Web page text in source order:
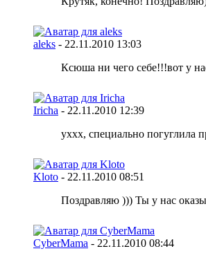
aleks - 22.11.2010 13:03
Ксюша ни чего себе!!!вот у
Iricha - 22.11.2010 12:39
уххх, специально погуглила
Kloto - 22.11.2010 08:51
Поздравляю ))) Ты у нас
CyberMama - 22.11.2010 08:44